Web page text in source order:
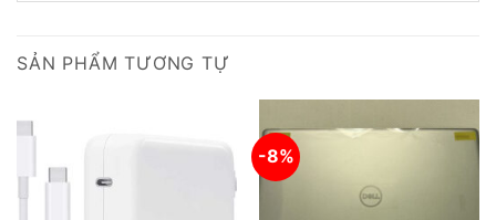
SẢN PHẨM TƯƠNG TỰ
-8%